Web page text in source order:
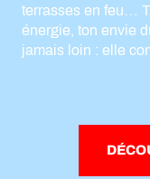
terrasses en feu…
énergie, ton envie
jamais loin : elle